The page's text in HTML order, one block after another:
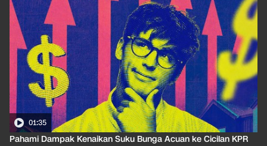
01:35
Pahami Dampak Kenaikan Suku Bunga Acuan ke Cicilan KPR